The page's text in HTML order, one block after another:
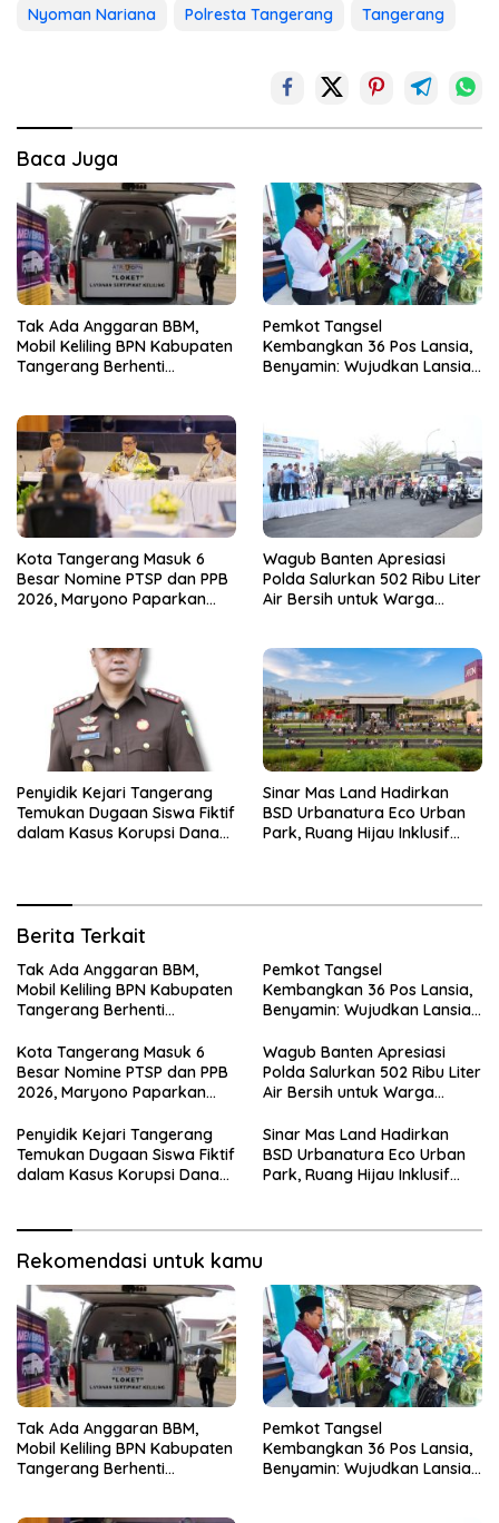
Nyoman Nariana Polresta Tangerang Tangerang
Baca Juga
Tak Ada Anggaran BBM,
Mobil Keliling BPN Kabupaten
Tangerang Berhenti
Pemkot Tangsel
Kembangkan 36 Pos Lansia,
Benyamin: Wujudkan Lansia
Kota Tangerang Masuk 6
Besar Nomine PTSP dan PPB
2026, Maryono Paparkan
Wagub Banten Apresiasi
Polda Salurkan 502 Ribu Liter
Air Bersih untuk Warga
Penyidik Kejari Tangerang
Temukan Dugaan Siswa Fiktif
dalam Kasus Korupsi Dana
Sinar Mas Land Hadirkan
BSD Urbanatura Eco Urban
Park, Ruang Hijau Inklusif
Berita Terkait
Tak Ada Anggaran BBM,
Mobil Keliling BPN Kabupaten
Tangerang Berhenti
Pemkot Tangsel
Kembangkan 36 Pos Lansia,
Benyamin: Wujudkan Lansia
Kota Tangerang Masuk 6
Besar Nomine PTSP dan PPB
2026, Maryono Paparkan
Wagub Banten Apresiasi
Polda Salurkan 502 Ribu Liter
Air Bersih untuk Warga
Penyidik Kejari Tangerang
Temukan Dugaan Siswa Fiktif
dalam Kasus Korupsi Dana
Sinar Mas Land Hadirkan
BSD Urbanatura Eco Urban
Park, Ruang Hijau Inklusif
Rekomendasi untuk kamu
Tak Ada Anggaran BBM,
Mobil Keliling BPN Kabupaten
Tangerang Berhenti
Pemkot Tangsel
Kembangkan 36 Pos Lansia,
Benyamin: Wujudkan Lansia